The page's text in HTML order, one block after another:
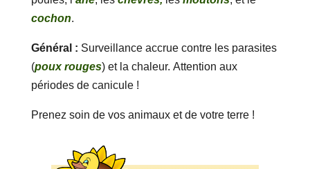
cochon.
Général : Surveillance accrue contre les parasites
(poux rouges) et la chaleur. Attention aux
périodes de canicule !
Prenez soin de vos animaux et de votre terre !